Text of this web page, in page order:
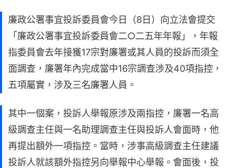
廉政公署事宜投訴委員會今日（8日）向立法會提交
「廉政公署事宜投訴委員會二○二五年年報」，年報
指委員會去年接獲17宗對廉署或其人員的投訴而須全
面調查，廉署年內完成當中16宗調查涉及40項指控，
五項屬實，涉及三名廉署人員。
其中一個案，投訴人舉報原涉及兩指控，廉署一名高
級調查主任與一名助理調查主任與投訴人會面時，他
再提出額外一項指控。當時，涉事高級調查主任建議
投訴人就該額外指控另向舉報中心舉報。會面後，投